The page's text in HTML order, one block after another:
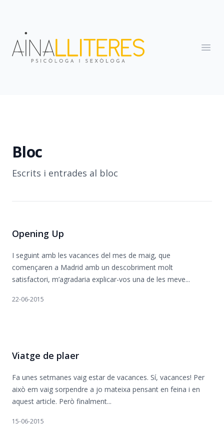
Bloc
Escrits i entrades al bloc
Opening Up
I seguint amb les vacances del mes de maig, que
començaren a Madrid amb un descobriment molt
satisfactori, m’agradaria explicar-vos una de les meve...
22-06-2015
Viatge de plaer
Fa unes setmanes vaig estar de vacances. Sí, vacances! Per
això em vaig sorpendre a jo mateixa pensant en feina i en
aquest article. Però finalment...
15-06-2015